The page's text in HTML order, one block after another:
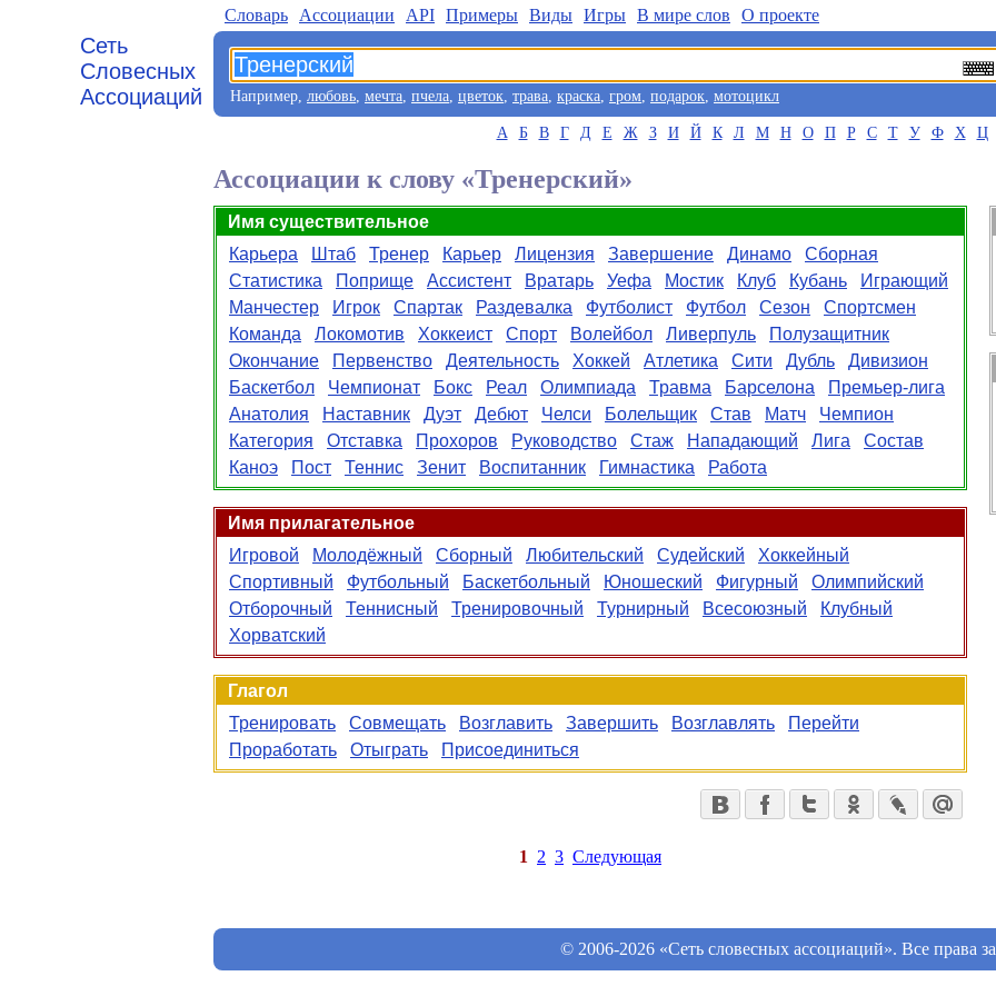
Сеть
Словесных
Ассоциаций
Словарь Aссоциации API Примеры Виды Игры В мире слов О проекте
Например, любовь, мечта, пчела, цветок, трава, краска, гром, подарок, мотоцикл
А Б В Г Д Е Ж З И Й К Л М Н О П Р С Т У Ф Х Ц
Ассоциации к слову «Тренерский»
Имя существительное
Карьера
Штаб Тренер Карьер Лицензия Завершение Динамо
Сборная
Статистика
Поприще Ассистент Вратарь Уефа Мостик Клуб Кубань
Играющий
Манчестер
Игрок Спартак Раздевалка Футболист Футбол Сезон
Спортсмен
Команда
Локомотив Хоккеист Спорт Волейбол Ливерпуль
Полузащитник
Окончание
Первенство Деятельность Хоккей Атлетика Сити Дубль
Дивизион
Баскетбол
Чемпионат Бокс Реал Олимпиада Травма Барселона
Премьер-лига
Анатолия
Наставник Дуэт Дебют Челси Болельщик Став Матч
Чемпион
Категория
Отставка Прохоров Руководство Стаж Нападающий Лига
Состав
Каноэ
Пост Теннис Зенит Воспитанник Гимнастика Работа
Имя прилагательное
Игровой
Молодёжный Сборный Любительский Судейский
Хоккейный
Спортивный
Футбольный Баскетбольный Юношеский Фигурный
Олимпийский
Отборочный
Теннисный Тренировочный Турнирный Всесоюзный
Клубный
Хорватский
Глагол
Тренировать
Совмещать Возглавить Завершить Возглавлять
Перейти
Проработать
Отыграть Присоединиться
1 2 3 Следующая
© 2006-2026 «Сеть словесных ассоциаций». Все права